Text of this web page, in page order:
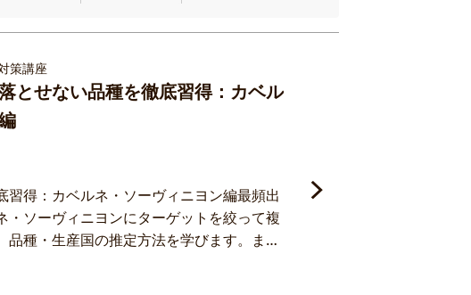
策講座
とせない品種を徹底習得：カベル
習得：カベルネ・ソーヴィニヨン編最頻出
・ソーヴィニヨンにターゲットを絞って複
品種・生産国の推定方法を学びます。ま
て比較することで、推定精度のブラッシ